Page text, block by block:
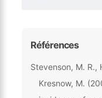
Références
Stevenson, M. R.,
Kresnow, M.